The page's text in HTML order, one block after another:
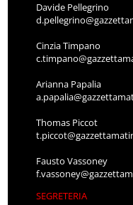
Davide Pellegrino
Cinzia Timpano
Arianna Papalia
Thomas Piccot
Fausto Vassoney
SEGRETERIA